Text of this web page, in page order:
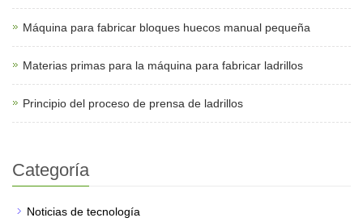
Máquina para fabricar bloques huecos manual pequeña
Materias primas para la máquina para fabricar ladrillos
Principio del proceso de prensa de ladrillos
Categoría
Noticias de tecnología